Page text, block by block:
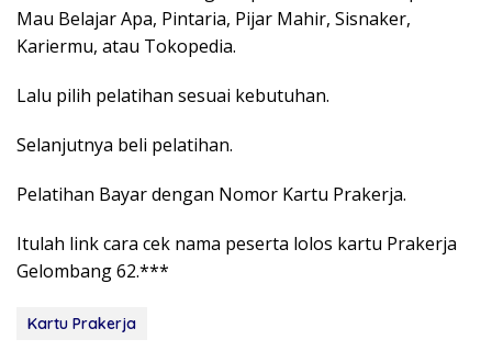
Mau Belajar Apa, Pintaria, Pijar Mahir, Sisnaker,
Kariermu, atau Tokopedia.
Lalu pilih pelatihan sesuai kebutuhan.
Selanjutnya beli pelatihan.
Pelatihan Bayar dengan Nomor Kartu Prakerja.
Itulah link cara cek nama peserta lolos kartu Prakerja
Gelombang 62.***
Kartu Prakerja